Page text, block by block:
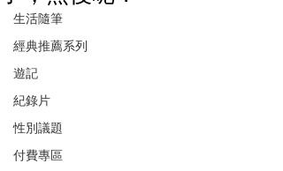
生活隨筆
經典推薦系列
遊記
紀錄片
性別議題
付費專區